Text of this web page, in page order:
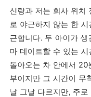
신랑과 저는 회사 위치
로 야근하지 않는 한
근합니다. 두 아이가
마 데이트할 수 있는
돌아오는 차 안에서 20
부이지만 그 시간이 무
날 그날 다르지만, 주